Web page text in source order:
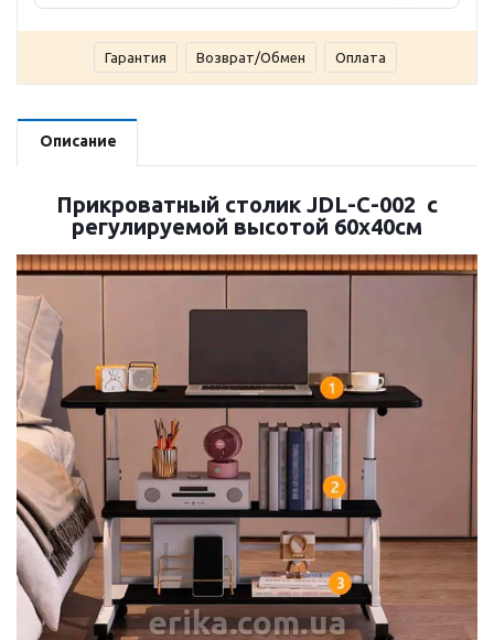
Гарантия Возврат/Обмен Оплата
Описание
Прикроватный столик JDL-C-002 с
регулируемой высотой 60x40см
erika.com.ua